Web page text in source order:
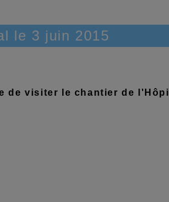
le 3 juin 2015
de visiter le chantier de